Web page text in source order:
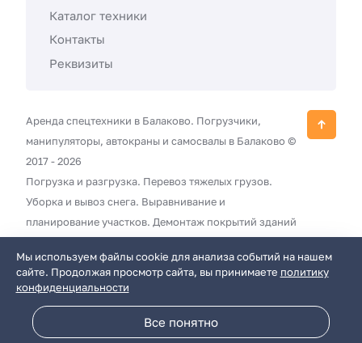
Каталог техники
Контакты
Реквизиты
Аренда спецтехники в Балаково. Погрузчики,
манипуляторы, автокраны и самосвалы в Балаково ©
2017 -2026
Погрузка и разгрузка. Перевоз тяжелых грузов.
Уборка и вывоз снега. Выравнивание и
планирование участков. Демонтаж покрытий зданий
Благоустройство территорий.
Разработка сайта и дизайн:
Мы используем файлы cookie для анализа событий на нашем
сайте. Продолжая просмотр сайта, вы принимаете политику
конфиденциальности
Все понятно